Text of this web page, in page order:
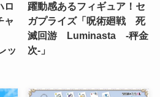
ロ
ャ
ッ
躍動感あるフィギュア！セ
ガプライズ「呪術廻戦 死
滅回游 Luminasta ‐秤金
次‐」